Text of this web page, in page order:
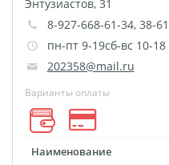
Фотоколлаж
Визитки
Календарь перекидной
Календари настенные с
блоком
Елочный шарик
Энтузиастов, 31
8-927-668-61-34, 38-
пн-пт 9-19сб-вс 10-18
202358@mail.ru
Варианты оплаты
Наименование